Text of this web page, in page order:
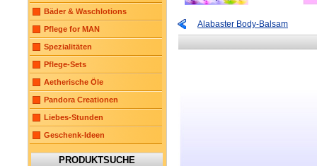
Bäder & Waschlotions
Pflege for MAN
Spezialitäten
Pflege-Sets
Aetherische Öle
Pandora Creationen
Liebes-Stunden
Geschenk-Ideen
PRODUKTSUCHE
Alabaster Body-Balsam